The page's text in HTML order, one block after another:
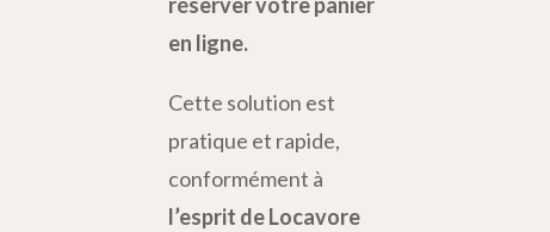
réserver votre panier
en ligne.
Cette solution est
pratique et rapide,
conformément à
l’esprit de Locavore